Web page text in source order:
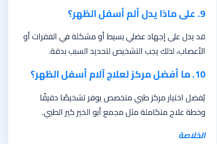
9. على ماذا يدل ألم أسفل الظهر؟
قد يدل على إجهاد عضلي بسيط أو مشكلة في الفقرات أو
الأعصاب، لذلك يجب التشخيص لتحديد السبب بدقة.
10. ما أفضل مركز لعلاج آلام أسفل الظهر؟
يُفضل اختيار مركز طبي متخصص يوفر تشخيصًا دقيقًا
وخطة علاج متكاملة مثل مجمع أبو الخير كير الطبي.
الخلاصة